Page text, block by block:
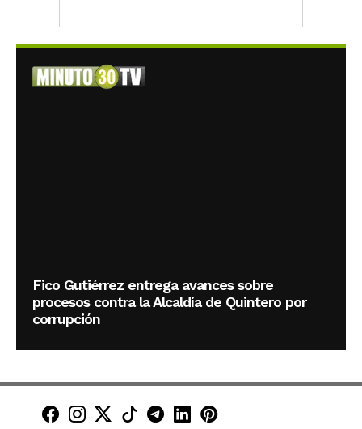
Fico Gutiérrez entrega avances sobre
procesos contra la Alcaldía de Quintero por
corrupción
Minuto30 en Facebook
Minuto30 en Instagram
Minuto30 en X (Twitter)
Minuto30 en TikTok
Canal de Minuto30 en
Minuto30 en LinkedIn
Minuto30 en